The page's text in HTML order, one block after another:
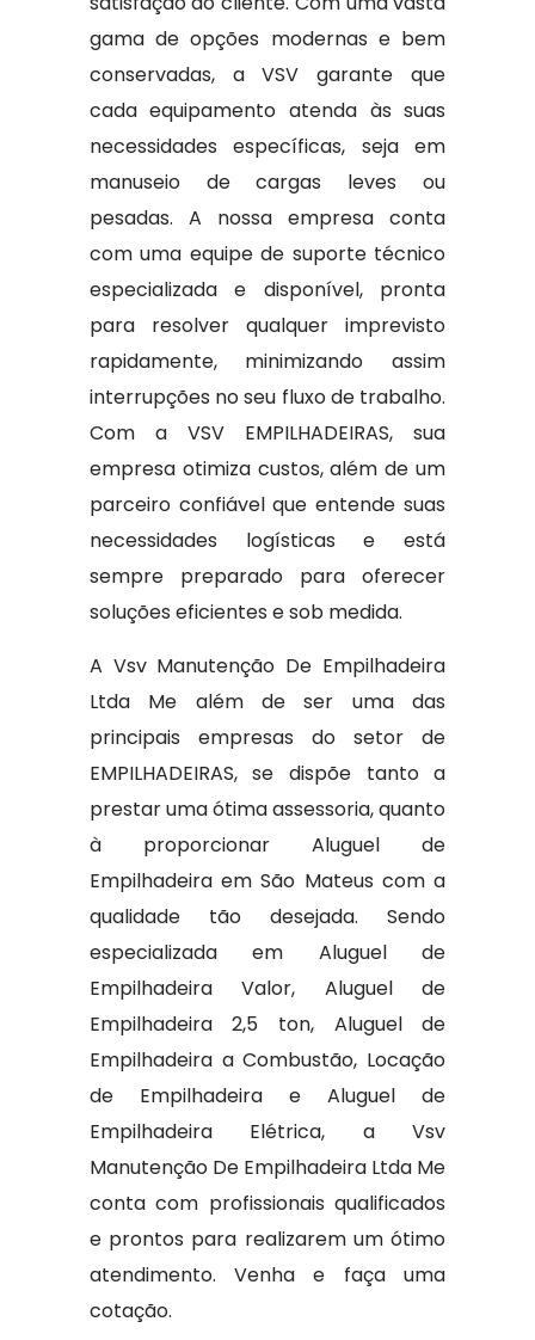
gama de opções modernas e bem
conservadas, a VSV garante que
cada equipamento atenda às suas
necessidades específicas, seja em
manuseio de cargas leves ou
pesadas. A nossa empresa conta
com uma equipe de suporte técnico
especializada e disponível, pronta
para resolver qualquer imprevisto
rapidamente, minimizando assim
interrupções no seu fluxo de trabalho.
Com a VSV EMPILHADEIRAS, sua
empresa otimiza custos, além de um
parceiro confiável que entende suas
necessidades logísticas e está
sempre preparado para oferecer
soluções eficientes e sob medida.
A Vsv Manutenção De Empilhadeira
Ltda Me além de ser uma das
principais empresas do setor de
EMPILHADEIRAS, se dispõe tanto a
prestar uma ótima assessoria, quanto
à proporcionar Aluguel de
Empilhadeira em São Mateus com a
qualidade tão desejada. Sendo
especializada em Aluguel de
Empilhadeira Valor, Aluguel de
Empilhadeira 2,5 ton, Aluguel de
Empilhadeira a Combustão, Locação
de Empilhadeira e Aluguel de
Empilhadeira Elétrica, a Vsv
Manutenção De Empilhadeira Ltda Me
conta com profissionais qualificados
e prontos para realizarem um ótimo
atendimento. Venha e faça uma
cotação.